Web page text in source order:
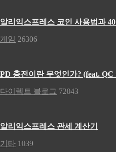
알리익스프레스 코인 사용법과
게임 26306
PD 충전이란 무엇인가? (feat. QC
다이렉트 블로그 72043
알리익스프레스 관세 계산기
기타 1039